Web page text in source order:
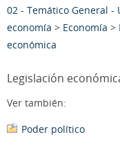
02 - Temático General -
economía > Economía >
económica
Legislación
Ver también:
Poder político